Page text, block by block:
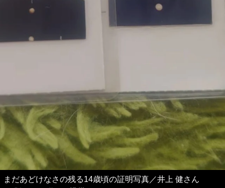
まだあどけなさの残る14歳頃の証明写真／井上 健さん